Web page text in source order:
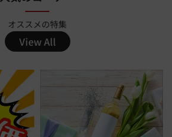
オススメの特集
View All